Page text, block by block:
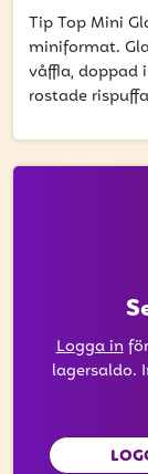
Ange din e-
nyheter och
Tip Top Mini
miniformat.
våffla, doppad
rostade
Logga in
lagersaldo.